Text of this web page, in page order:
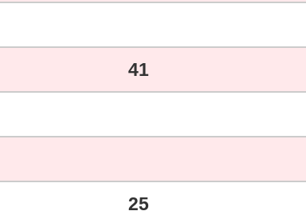
41
25